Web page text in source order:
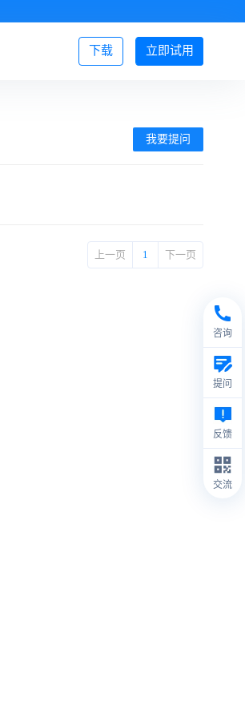
立即试用
下载 登录/注册
我要提问
上一页 1 下一页
咨询
提问
反馈
交流